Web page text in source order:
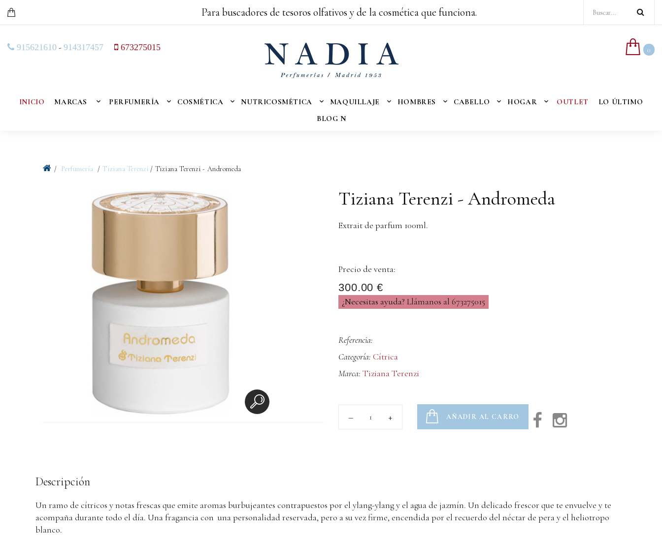
Para buscadores de tesoros olfativos y de la cosmética que funciona.
915621610 - 914317457 673275015 0
INICIO MARCAS PERFUMERÍA COSMÉTICA NUTRICOSMÉTICA MAQUILLAJE HOMBRES CABELLO HOGAR OUTLET
LO ÚLTIMO
BLOG N
Perfumería Tiziana Terenzi / Tiziana Terenzi - Andromeda
Tiziana Terenzi - Andromeda
Extrait de parfum 100ml.
Precio de venta:
300.00 €
¿Necesitas ayuda? Llámanos al 673275015
Referencia:
Categoría: Cítrica
Marca: Tiziana Terenzi
AÑADIR AL CARRO
Descripción
Un ramo de cítricos y notas frescas que emite aromas burbujeantes contrapuestos por el ylang-ylang y el agua de jazmín. Un delicado frescor que te envuelve y te
acompaña durante todo el día. Una fragancia con una personalidad reservada, pero a su vez firme, encendida por el recuerdo del néctar de pera y el heliotropo
blanco.